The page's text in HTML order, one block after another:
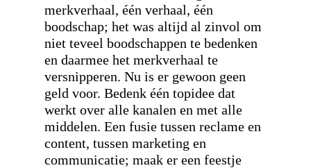
merkverhaal, één verhaal, één
boodschap; het was altijd al zinvol om
niet teveel boodschappen te bedenken
en daarmee het merkverhaal te
versnipperen. Nu is er gewoon geen
geld voor. Bedenk één topidee dat
werkt over alle kanalen en met alle
middelen. Een fusie tussen reclame en
content, tussen marketing en
communicatie; maak er een feestje